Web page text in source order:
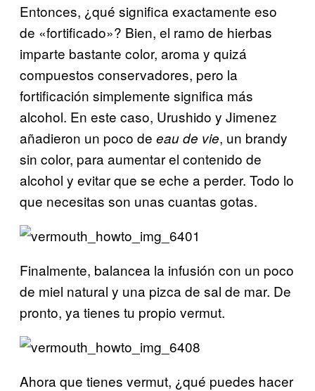
Entonces, ¿qué significa exactamente eso
de «fortificado»? Bien, el ramo de hierbas
imparte bastante color, aroma y quizá
compuestos conservadores, pero la
fortificación simplemente significa más
alcohol. En este caso, Urushido y Jimenez
añadieron un poco de eau de vie, un brandy
sin color, para aumentar el contenido de
alcohol y evitar que se eche a perder. Todo lo
que necesitas son unas cuantas gotas.
Finalmente, balancea la infusión con un poco
de miel natural y una pizca de sal de mar. De
pronto, ya tienes tu propio vermut.
Ahora que tienes vermut, ¿qué puedes hacer